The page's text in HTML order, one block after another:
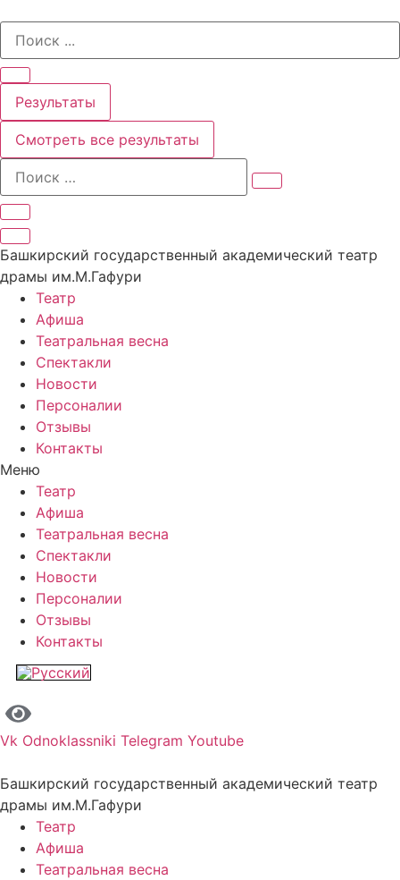
содержимому
Search
Результаты
Смотреть все результаты
Башкирский государственный академический театр
драмы им.М.Гафури
Театр
Афиша
Театральная весна
Спектакли
Новости
Персоналии
Отзывы
Контакты
Меню
Театр
Афиша
Театральная весна
Спектакли
Новости
Персоналии
Отзывы
Контакты
Vk Odnoklassniki Telegram Youtube
Башкирский государственный академический театр
драмы им.М.Гафури
Театр
Афиша
Театральная весна